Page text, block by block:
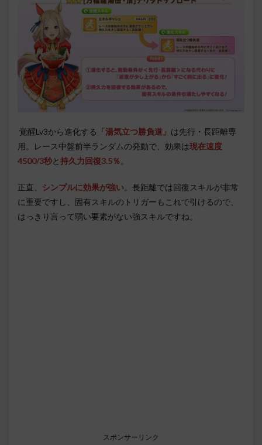
覚醒Lv3から進化する 「湯気立つ勝負道」 は先行・長距離専
用。レース中盤前半ランダムの発動で、効果は現在速度
4500/3秒と持久力回復3.5％ 。
正直、 シンプルに効果が強い。長距離では回復スキルが非常
に重要ですし、固有スキルのトリガーもこれで引けるので、
はっきり言って弱い要素がない強スキルですね。
スポンサーリンク